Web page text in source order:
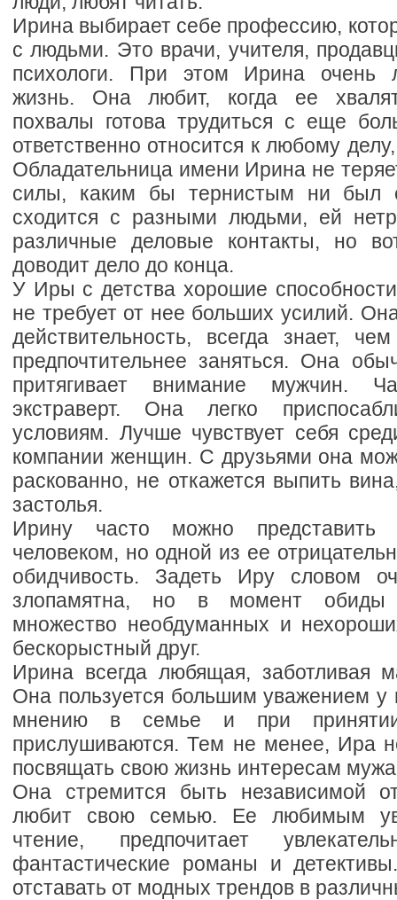
Ирина выбирает себе профессию,
с людьми. Это врачи, учителя,
психологи. При этом Ирина очень
жизнь. Она любит, когда ее
похвалы готова трудиться с еще
ответственно относится к любому
Обладательница имени Ирина не
силы, каким бы тернистым ни был
сходится с разными людьми, ей
различные деловые контакты, но
доводит дело до конца.
У Иры с детства хорошие способности
не требует от нее больших усилий.
действительность, всегда знает,
предпочтительнее заняться. Она
притягивает внимание мужчин.
экстраверт. Она легко
условиям. Лучше чувствует себя
компании женщин. С друзьями она
раскованно, не откажется выпить
застолья.
Ирину часто можно представить
человеком, но одной из ее
обидчивость. Задеть Иру словом
злопамятна, но в момент обиды
множество необдуманных и
бескорыстный друг.
Ирина всегда любящая, заботливая
Она пользуется большим уважением у
мнению в семье и при
прислушиваются. Тем не менее, Ира
посвящать свою жизнь интересам
Она стремится быть независимой
любит свою семью. Ее любимым
чтение, предпочитает
фантастические романы и
отставать от модных трендов в